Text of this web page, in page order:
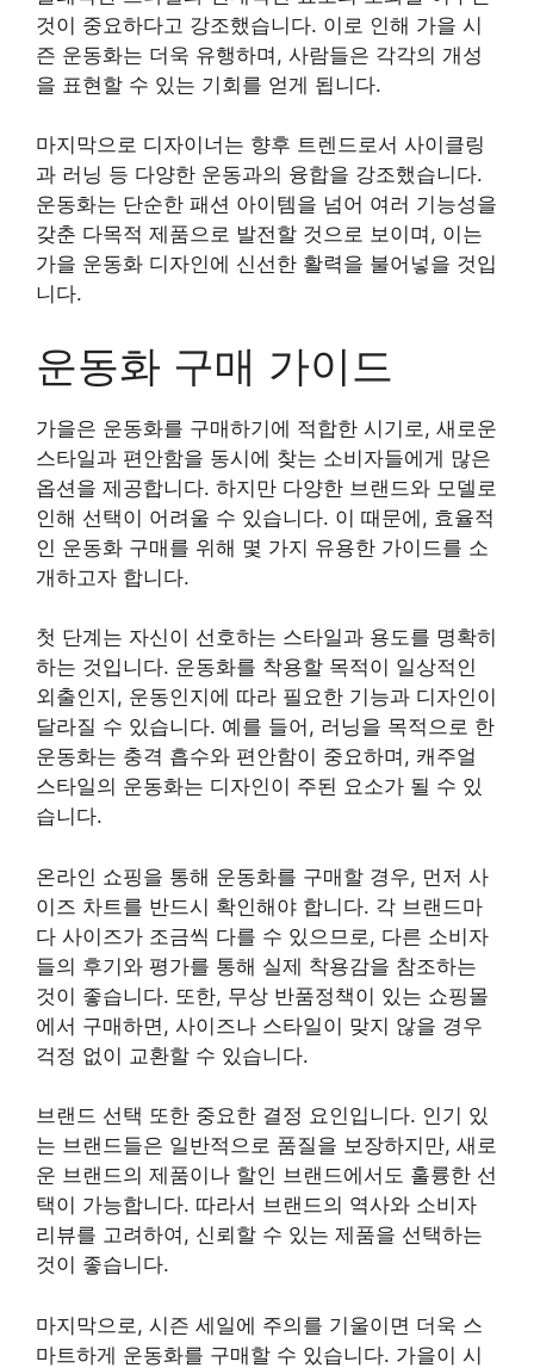
것이 중요하다고 강조했습니다. 이로 인해 가을 시
즌 운동화는 더욱 유행하며, 사람들은 각각의 개성
을 표현할 수 있는 기회를 얻게 됩니다.
마지막으로 디자이너는 향후 트렌드로서 사이클링
과 러닝 등 다양한 운동과의 융합을 강조했습니다.
운동화는 단순한 패션 아이템을 넘어 여러 기능성을
갖춘 다목적 제품으로 발전할 것으로 보이며, 이는
가을 운동화 디자인에 신선한 활력을 불어넣을 것입
니다.
운동화 구매 가이드
가을은 운동화를 구매하기에 적합한 시기로, 새로운
스타일과 편안함을 동시에 찾는 소비자들에게 많은
옵션을 제공합니다. 하지만 다양한 브랜드와 모델로
인해 선택이 어려울 수 있습니다. 이 때문에, 효율적
인 운동화 구매를 위해 몇 가지 유용한 가이드를 소
개하고자 합니다.
첫 단계는 자신이 선호하는 스타일과 용도를 명확히
하는 것입니다. 운동화를 착용할 목적이 일상적인
외출인지, 운동인지에 따라 필요한 기능과 디자인이
달라질 수 있습니다. 예를 들어, 러닝을 목적으로 한
운동화는 충격 흡수와 편안함이 중요하며, 캐주얼
스타일의 운동화는 디자인이 주된 요소가 될 수 있
습니다.
온라인 쇼핑을 통해 운동화를 구매할 경우, 먼저 사
이즈 차트를 반드시 확인해야 합니다. 각 브랜드마
다 사이즈가 조금씩 다를 수 있으므로, 다른 소비자
들의 후기와 평가를 통해 실제 착용감을 참조하는
것이 좋습니다. 또한, 무상 반품정책이 있는 쇼핑몰
에서 구매하면, 사이즈나 스타일이 맞지 않을 경우
걱정 없이 교환할 수 있습니다.
브랜드 선택 또한 중요한 결정 요인입니다. 인기 있
는 브랜드들은 일반적으로 품질을 보장하지만, 새로
운 브랜드의 제품이나 할인 브랜드에서도 훌륭한 선
택이 가능합니다. 따라서 브랜드의 역사와 소비자
리뷰를 고려하여, 신뢰할 수 있는 제품을 선택하는
것이 좋습니다.
마지막으로, 시즌 세일에 주의를 기울이면 더욱 스
마트하게 운동화를 구매할 수 있습니다. 가을이 시